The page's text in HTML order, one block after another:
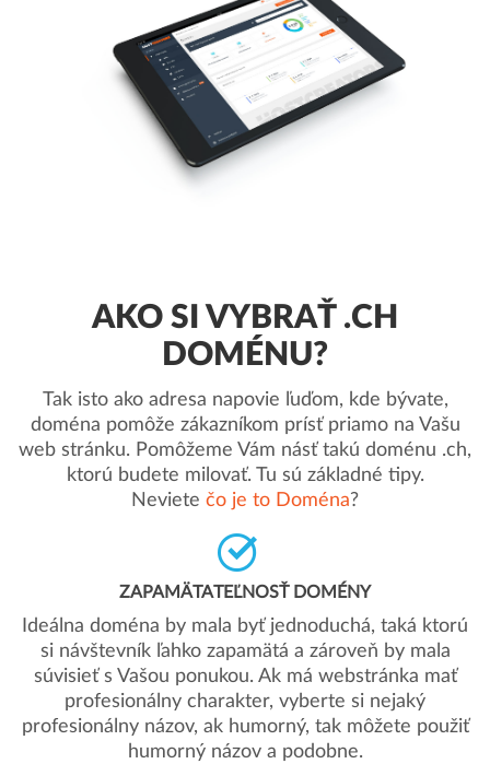
AKO SI VYBRAŤ .CH
DOMÉNU?
Tak isto ako adresa napovie ľuďom, kde bývate,
doména pomôže zákazníkom prísť priamo na Vašu
web stránku. Pomôžeme Vám násť takú doménu .ch,
ktorú budete milovať. Tu sú základné tipy.
Neviete čo je to Doména?
ZAPAMÄTATEĽNOSŤ DOMÉNY
Ideálna doména by mala byť jednoduchá, taká ktorú
si návštevník ľahko zapamätá a zároveň by mala
súvisieť s Vašou ponukou. Ak má webstránka mať
profesionálny charakter, vyberte si nejaký
profesionálny názov, ak humorný, tak môžete použiť
humorný názov a podobne.